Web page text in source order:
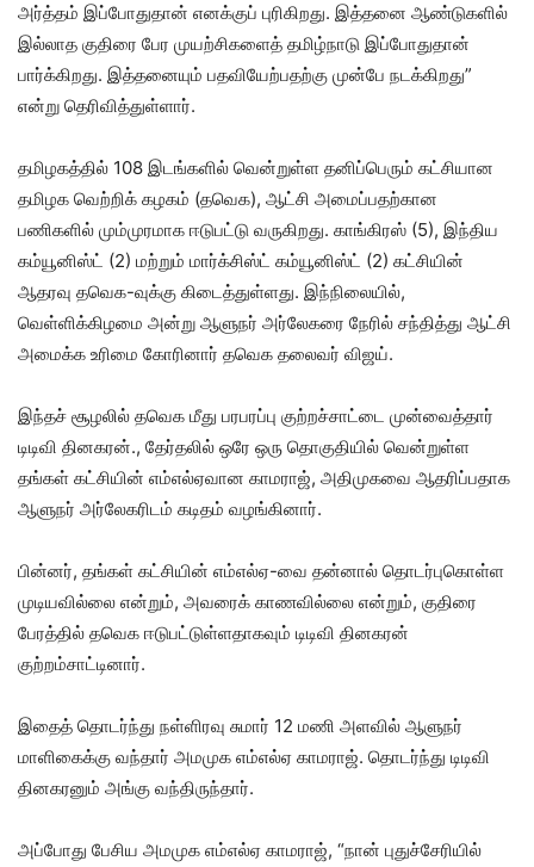
அர்த்தம் இப்போதுதான் எனக்குப் புரிகிறது. இத்தனை ஆண்டுகளில்
இல்லாத குதிரை பேர முயற்சிகளைத் தமிழ்நாடு இப்போதுதான்
பார்க்கிறது. இத்தனையும் பதவியேற்பதற்கு முன்பே நடக்கிறது”
என்று தெரிவித்துள்ளார்.
தமிழகத்தில் 108 இடங்களில் வென்றுள்ள தனிப்பெரும் கட்சியான
தமிழக வெற்றிக் கழகம் (தவெக), ஆட்சி அமைப்பதற்கான
பணிகளில் மும்முரமாக ஈடுபட்டு வருகிறது. காங்கிரஸ் (5), இந்திய
கம்யூனிஸ்ட் (2) மற்றும் மார்க்சிஸ்ட் கம்யூனிஸ்ட் (2) கட்சியின்
ஆதரவு தவெக-வுக்கு கிடைத்துள்ளது. இந்நிலையில்,
வெள்ளிக்கிழமை அன்று ஆளுநர் அர்லேகரை நேரில் சந்தித்து ஆட்சி
அமைக்க உரிமை கோரினார் தவெக தலைவர் விஜய்.
இந்தச் சூழலில் தவெக மீது பரபரப்பு குற்றச்சாட்டை முன்வைத்தார்
டிடிவி தினகரன்., தேர்தலில் ஒரே ஒரு தொகுதியில் வென்றுள்ள
தங்கள் கட்சியின் எம்எல்ஏவான காமராஜ், அதிமுகவை ஆதரிப்பதாக
ஆளுநர் அர்லேகரிடம் கடிதம் வழங்கினார்.
பின்னர், தங்கள் கட்சியின் எம்எல்ஏ-வை தன்னால் தொடர்புகொள்ள
முடியவில்லை என்றும், அவரைக் காணவில்லை என்றும், குதிரை
பேரத்தில் தவெக ஈடுபட்டுள்ளதாகவும் டிடிவி தினகரன்
குற்றம்சாட்டினார்.
இதைத் தொடர்ந்து நள்ளிரவு சுமார் 12 மணி அளவில் ஆளுநர்
மாளிகைக்கு வந்தார் அமமுக எம்எல்ஏ காமராஜ். தொடர்ந்து டிடிவி
தினகரனும் அங்கு வந்திருந்தார்.
அப்போது பேசிய அமமுக எம்எல்ஏ காமராஜ், “நான் புதுச்சேரியில்